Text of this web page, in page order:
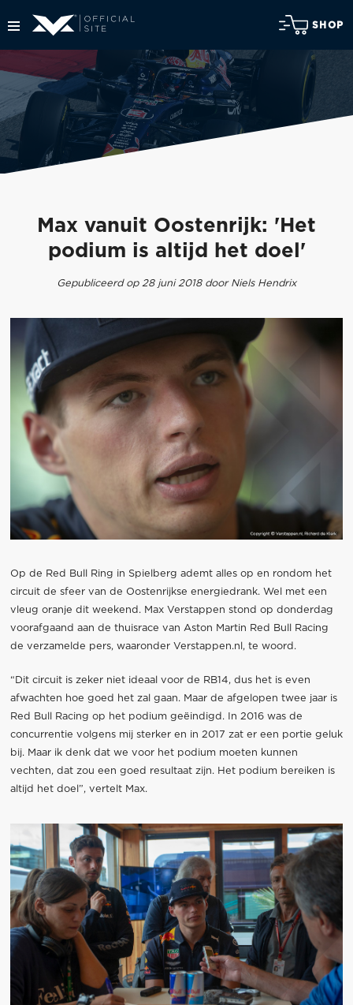
SHOP
Max vanuit Oostenrijk: 'Het
podium is altijd het doel'
Gepubliceerd op 28 juni 2018 door Niels Hendrix
Op de Red Bull Ring in Spielberg ademt alles op en rondom het
circuit de sfeer van de Oostenrijkse energiedrank. Wel met een
vleug oranje dit weekend. Max Verstappen stond op donderdag
voorafgaand aan de thuisrace van Aston Martin Red Bull Racing
de verzamelde pers, waaronder Verstappen.nl, te woord.
“Dit circuit is zeker niet ideaal voor de RB14, dus het is even
afwachten hoe goed het zal gaan. Maar de afgelopen twee jaar is
Red Bull Racing op het podium geëindigd. In 2016 was de
concurrentie volgens mij sterker en in 2017 zat er een portie geluk
bij. Maar ik denk dat we voor het podium moeten kunnen
vechten, dat zou een goed resultaat zijn. Het podium bereiken is
altijd het doel”, vertelt Max.